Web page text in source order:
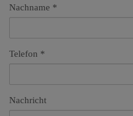
Nachname
Telefon
Nachricht